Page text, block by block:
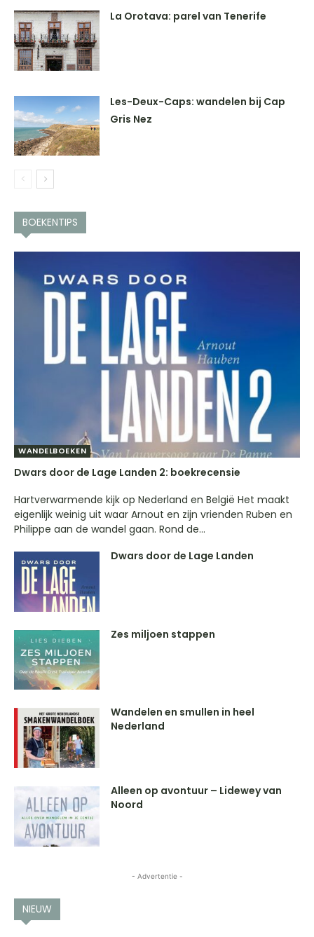
La Orotava: parel van Tenerife
Les-Deux-Caps: wandelen bij Cap
Gris Nez
BOEKENTIPS
WANDELBOEKEN
Dwars door de Lage Landen 2: boekrecensie
Hartverwarmende kijk op Nederland en België Het maakt
eigenlijk weinig uit waar Arnout en zijn vrienden Ruben en
Philippe aan de wandel gaan. Rond de...
Dwars door de Lage Landen
Zes miljoen stappen
Wandelen en smullen in heel
Nederland
Alleen op avontuur – Lidewey van
Noord
- Advertentie -
NIEUW